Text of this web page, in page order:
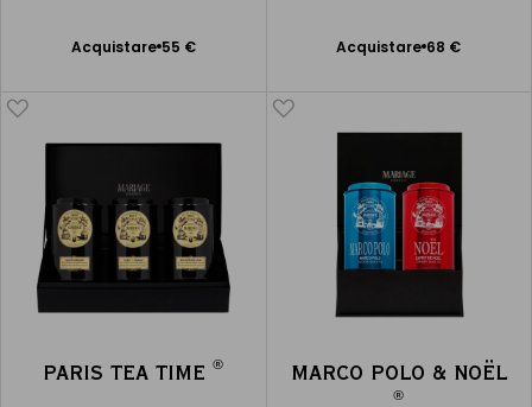
Acquistare 55 €
Aggiungere
Acquistare 68 €
Aggiungere
PARIS TEA TIME® MARCO POLO & NOËL
®